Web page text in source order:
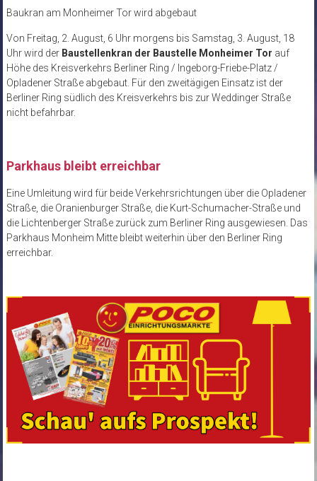
Baukran am Monheimer Tor wird abgebaut
Von Freitag, 2. August, 6 Uhr morgens bis Samstag, 3. August, 18
Uhr wird der Baustellenkran der Baustelle Monheimer Tor auf
Höhe des Kreisverkehrs Berliner Ring / Ingeborg-Friebe-Platz /
Opladener Straße abgebaut. Für den zweitägigen Einsatz ist der
Berliner Ring südlich des Kreisverkehrs bis zur Weddinger Straße
nicht befahrbar.
Parkhaus bleibt erreichbar
Eine Umleitung wird für beide Verkehrsrichtungen über die Opladener
Straße, die Oranienburger Straße, die Kurt-Schumacher-Straße und
die Lichtenberger Straße zurück zum Berliner Ring ausgewiesen. Das
Parkhaus Monheim Mitte bleibt weiterhin über den Berliner Ring
erreichbar.